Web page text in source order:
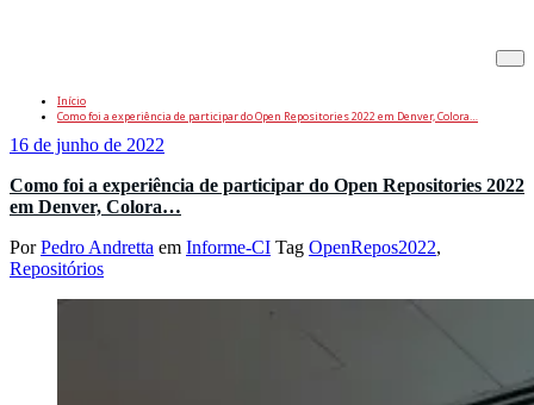
Início
Como foi a experiência de participar do Open Repositories 2022 em Denver, Colora…
16 de junho de 2022
Como foi a experiência de participar do Open Repositories 2022
em Denver, Colora…
PorPedro Andretta em Informe-CI Tag OpenRepos2022,
Repositórios